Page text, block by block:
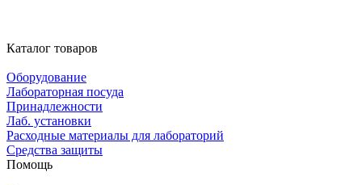
Каталог товаров
Оборудование
Лабораторная посуда
Принадлежности
Лаб. установки
Расходные материалы для лабораторий
Средства защиты
Помощь